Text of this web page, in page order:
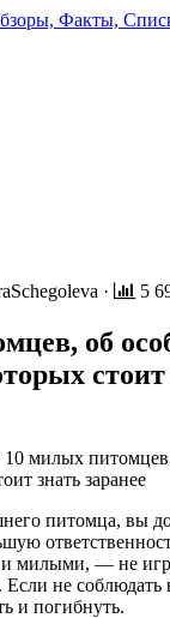
· 5
об
стоит
10 милых
знать заранее
питомца, вы
и милыми, — не
Если не соблюдать
и погибнуть.